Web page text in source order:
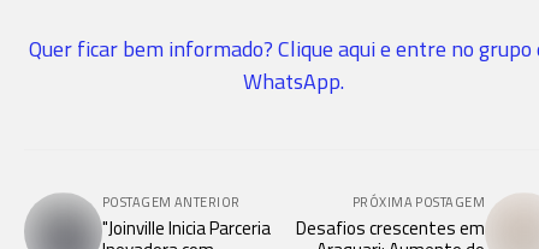
Quer ficar bem informado? Clique aqui e entre no grupo
WhatsApp.
POSTAGEM ANTERIOR
"Joinville Inicia Parceria
PRÓXIMA POSTAGEM
Desafios crescentes em